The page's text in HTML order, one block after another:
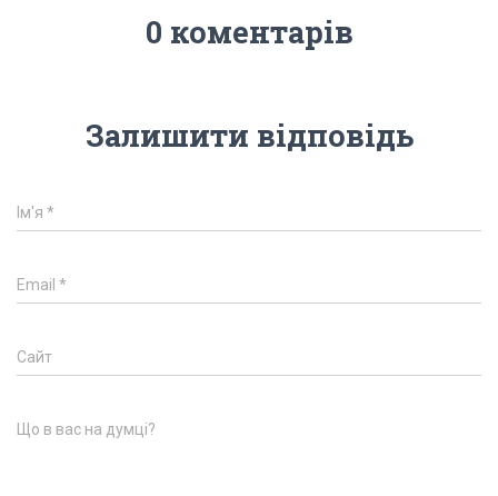
0 коментарів
Залишити відповідь
Ім'я *
Email *
Сайт
Що в вас на думці?